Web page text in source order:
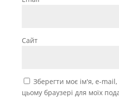
Сайт
Зберегти моє ім'я, e-mail,
цьому браузері для моїх